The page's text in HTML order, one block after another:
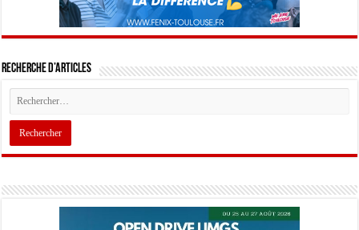
Recherche d’articles